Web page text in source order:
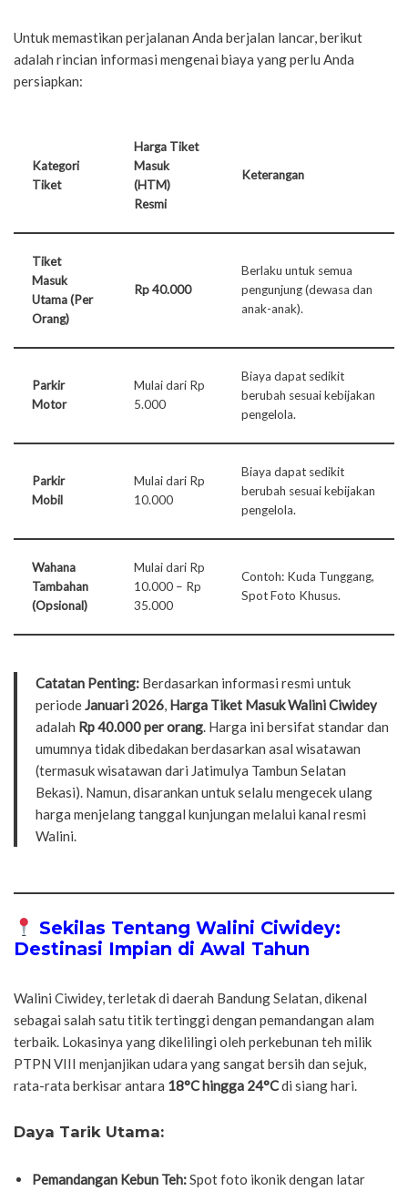
Untuk memastikan perjalanan Anda berjalan lancar, berikut
adalah rincian informasi mengenai biaya yang perlu Anda
persiapkan:
Kategori
Tiket
Harga Tiket
Masuk
(HTM)
Resmi
Keterangan
Tiket
Masuk
Utama (Per
Orang)
Rp 40.000
Berlaku untuk semua
pengunjung (dewasa dan
anak-anak).
Parkir
Motor
Mulai dari Rp
5.000
Biaya dapat sedikit
berubah sesuai kebijakan
pengelola.
Parkir
Mobil
Mulai dari Rp
10.000
Biaya dapat sedikit
berubah sesuai kebijakan
pengelola.
Wahana
Tambahan
(Opsional)
Mulai dari Rp
10.000 – Rp
35.000
Contoh: Kuda Tunggang,
Spot Foto Khusus.
Catatan Penting: Berdasarkan informasi resmi untuk
periodeJanuari 2026, Harga Tiket Masuk Walini Ciwidey
adalah Rp 40.000 per orang. Harga ini bersifat standar dan
umumnya tidak dibedakan berdasarkan asal wisatawan
(termasuk wisatawan dari Jatimulya Tambun Selatan
Bekasi). Namun, disarankan untuk selalu mengecek ulang
harga menjelang tanggal kunjungan melalui kanal resmi
Walini.
Sekilas Tentang Walini Ciwidey:
Destinasi Impian di Awal Tahun
Walini Ciwidey, terletak di daerah Bandung Selatan, dikenal
sebagai salah satu titik tertinggi dengan pemandangan alam
terbaik. Lokasinya yang dikelilingi oleh perkebunan teh milik
PTPN VIII menjanjikan udara yang sangat bersih dan sejuk,
rata-rata berkisar antara 18°C hingga 24°Cdi siang hari.
Daya Tarik Utama:
Pemandangan Kebun Teh:Spot foto ikonik dengan latar